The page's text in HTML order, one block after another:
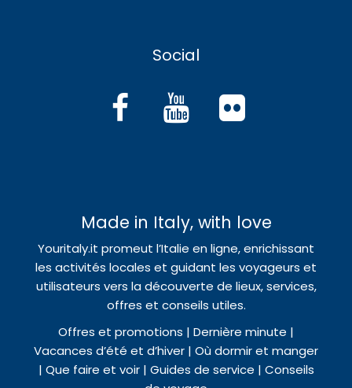
Social
Made in Italy, with love
Youritaly.it promeut l’Italie en ligne, enrichissant
les activités locales et guidant les voyageurs et
utilisateurs vers la découverte de lieux, services,
offres et conseils utiles.
Offres et promotions | Dernière minute |
Vacances d’été et d’hiver | Où dormir et manger
| Que faire et voir | Guides de service | Conseils